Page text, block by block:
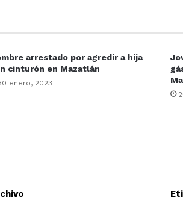
arrestado por agredir a hija
cinturón en Mazatlán
enero, 2023